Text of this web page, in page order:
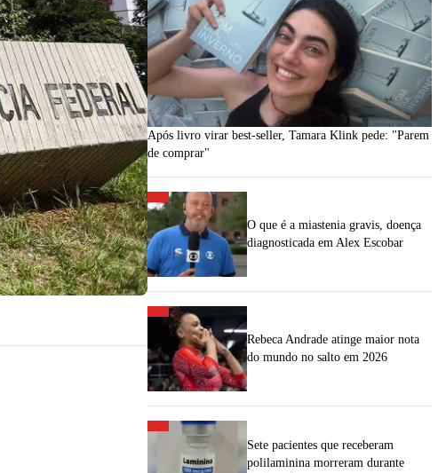
Após livro virar best-seller, Tamara Klink pede: "Parem
de comprar"
O que é a miastenia gravis, doença
diagnosticada em Alex Escobar
Rebeca Andrade atinge maior nota
do mundo no salto em 2026
Sete pacientes que receberam
polilaminina morreram durante